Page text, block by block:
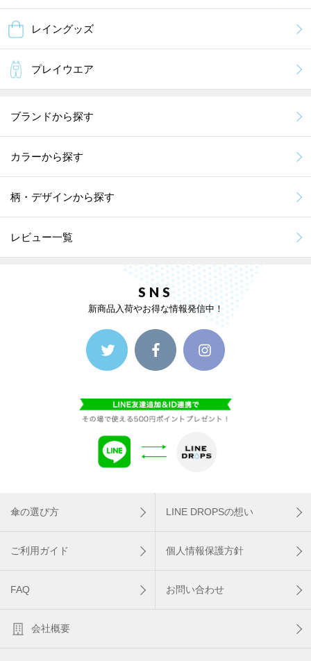
レイングッズ
プレイウエア
ブランドから探す
カラーから探す
柄・デザインから探す
レビュー一覧
SNS
新商品入荷やお得な情報発信中！
傘の選び方 LINE DROPSの想い
ご利用ガイド 個人情報保護方針
FAQ お問い合わせ
会社概要